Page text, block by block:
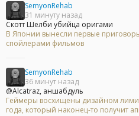
SemyonRehab
31 минуту назад
Скотт Шелби убийца оригами
В Японии вынесли первые
спойлерами фильмов
SemyonRehab
36 минут назад
@Alcatraz, аншабдуль
Геймеры восхищены дизайном
года, который наконец-то получит